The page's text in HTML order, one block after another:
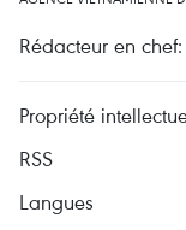
Rédacteur en
Propriété
RSS
Langues